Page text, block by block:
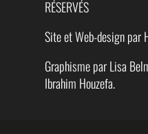
RÉSERVÉS
Site et Web-design par
Graphisme par Lisa
Ibrahim Houzefa.